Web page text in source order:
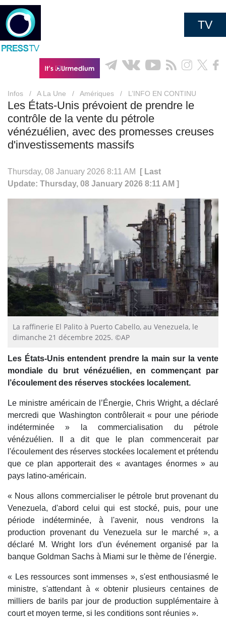
TV
Infos / A La Une / Amériques / L’INFO EN CONTINU
Les États-Unis prévoient de prendre le
contrôle de la vente du pétrole
vénézuélien, avec des promesses creuses
d'investissements massifs
Thursday, 08 January 2026 8:11 AM
[ Last
Update: Thursday, 08 January 2026 8:11 AM ]
La raffinerie El Palito à Puerto Cabello, au Venezuela, le
dimanche 21 décembre 2025. ©AP
Les États-Unis entendent prendre la main sur la vente
mondiale du brut vénézuélien, en commençant par
l’écoulement des réserves stockées localement.
Le ministre américain de l’Énergie, Chris Wright, a déclaré
mercredi que Washington contrôlerait « pour une période
indéterminée » la commercialisation du pétrole
vénézuélien. Il a dit que le plan commencerait par
l'écoulement des réserves stockées localement et prétendu
que ce plan apporterait des « avantages énormes » au
pays latino-américain.
« Nous allons commercialiser le pétrole brut provenant du
Venezuela, d'abord celui qui est stocké, puis, pour une
période indéterminée, à l'avenir, nous vendrons la
production provenant du Venezuela sur le marché », a
déclaré M. Wright lors d'un événement organisé par la
banque Goldman Sachs à Miami sur le thème de l'énergie.
« Les ressources sont immenses », s'est enthousiasmé le
ministre, s'attendant à « obtenir plusieurs centaines de
milliers de barils par jour de production supplémentaire à
court et moyen terme, si les conditions sont réunies ».